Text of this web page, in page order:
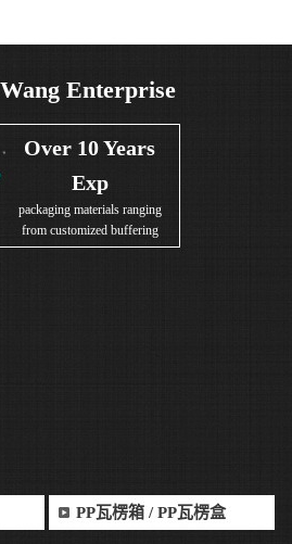
Enterprise
Over 10 Years
Exp
packaging materials ranging
from customized buffering
PP瓦楞箱 / PP瓦楞盒